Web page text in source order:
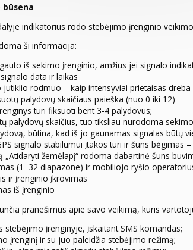
indikatorius rodo stebėjimo įrenginio
ši informacija:
iš sekimo įrenginio, amžius jei signalo
data ir laikas
jutiklio rodmuo – kaip intensyviai prietaisas dreba
palydovų skaičiaus paieška (nuo 0 iki 12)
turi fiksuoti bent 3-4 palydovus;
palydovų skaičius, tuo tiksliau nurodoma
būtina, kad iš jo gaunamas signalas būtų
signalo stabilumui įtakos turi ir šuns
„Atidaryti žemėlapį“ rodoma dabartinė šuns
(1–32 diapazone) ir mobiliojo ryšio
ir įrenginio įkrovimas
iš įrenginio
pranešimus apie savo veikimą, kuris
stebėjimo įrenginyje, įskaitant SMS komandas;
įrenginį ir su juo paleidžia stebėjimo režimą;